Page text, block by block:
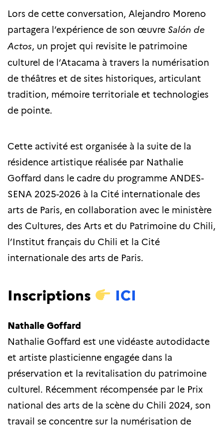
Lors de cette conversation, Alejandro Moreno
partagera l’expérience de son œuvre Salón de
Actos, un projet qui revisite le patrimoine
culturel de l’Atacama à travers la numérisation
de théâtres et de sites historiques, articulant
tradition, mémoire territoriale et technologies
de pointe.
Cette activité est organisée à la suite de la
résidence artistique réalisée par Nathalie
Goffard dans le cadre du programme ANDES-
SENA 2025-2026 à la Cité internationale des
arts de Paris, en collaboration avec le ministère
des Cultures, des Arts et du Patrimoine du Chili,
l’Institut français du Chili et la Cité
internationale des arts de Paris.
Inscriptions ICI
Nathalie Goffard
Nathalie Goffard est une vidéaste autodidacte
et artiste plasticienne engagée dans la
préservation et la revitalisation du patrimoine
culturel. Récemment récompensée par le Prix
national des arts de la scène du Chili 2024, son
travail se concentre sur la numérisation de